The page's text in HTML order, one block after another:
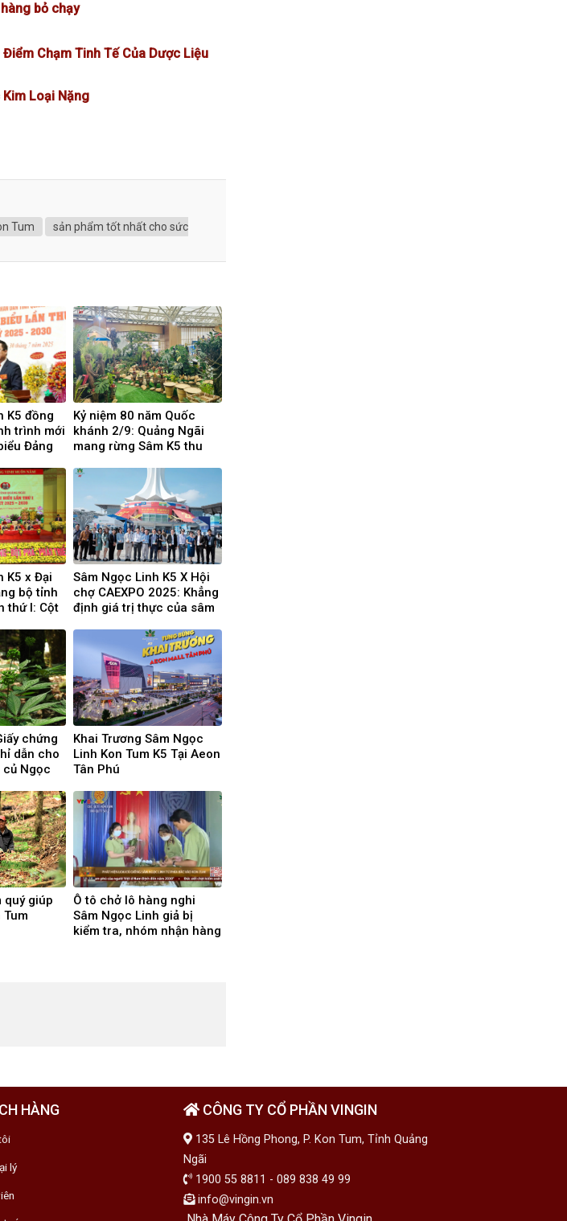
bỏ chạy
Chạm Tinh Tế Của Dược Liệu
Loại Nặng
Tum
sản phẩm tốt nhất cho sức
K5 đồng
trình mới
Đảng
Kỷ niệm 80 năm Quốc
khánh 2/9: Quảng Ngãi
mang rừng Sâm K5 thu
Ngọc Linh ra Thủ đô
K5 x Đại
bộ tỉnh
thứ I: Cột
mới
Sâm Ngọc Linh K5 X Hội
chợ CAEXPO 2025: Khẳng
định giá trị thực của sâm
chứng
dẫn cho
củ Ngọc
Khai Trương Sâm Ngọc
Linh Kon Tum K5 Tại Aeon
Tân Phú
quý giúp
Ô tô chở lô hàng nghi
Sâm Ngọc Linh giả bị
kiểm tra, nhóm nhận hàng
HÀNG
lý
CÔNG TY CỔ PHẦN VINGIN
135 Lê Hồng Phong, P. Kon Tum, Tỉnh Quảng
Ngãi
1900 55 8811 - 089 838 49 99
info@vingin.vn